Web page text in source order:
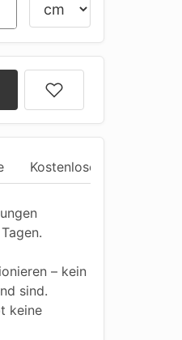
Kostenlose Anpassung
– kein
sind.
keine